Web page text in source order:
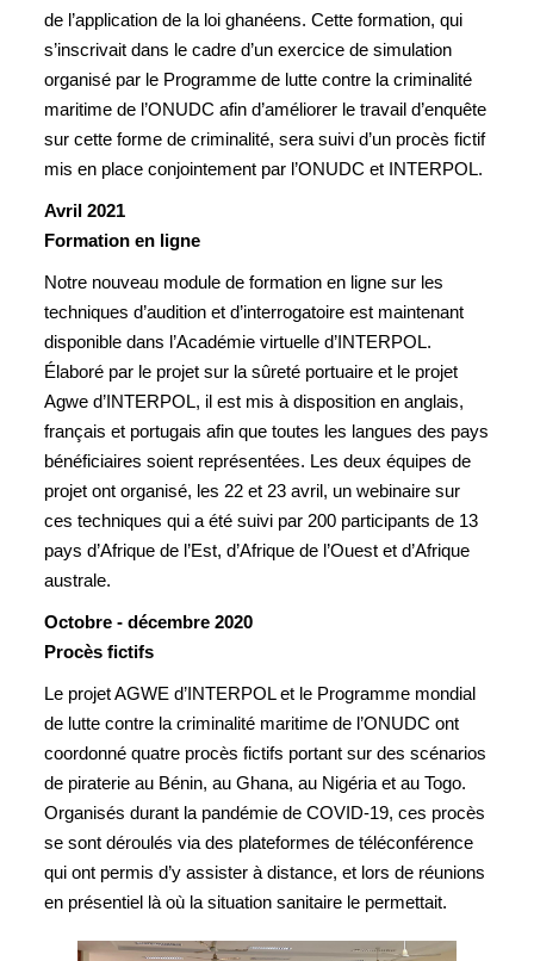
de l’application de la loi ghanéens. Cette formation, qui
s’inscrivait dans le cadre d’un exercice de simulation
organisé par le Programme de lutte contre la criminalité
maritime de l’ONUDC afin d’améliorer le travail d’enquête
sur cette forme de criminalité, sera suivi d’un procès fictif
mis en place conjointement par l’ONUDC et INTERPOL.
Avril 2021
Formation en ligne
Notre nouveau module de formation en ligne sur les
techniques d’audition et d’interrogatoire est maintenant
disponible dans l’Académie virtuelle d’INTERPOL.
Élaboré par le projet sur la sûreté portuaire et le projet
Agwe d’INTERPOL, il est mis à disposition en anglais,
français et portugais afin que toutes les langues des pays
bénéficiaires soient représentées. Les deux équipes de
projet ont organisé, les 22 et 23 avril, un webinaire sur
ces techniques qui a été suivi par 200 participants de 13
pays d’Afrique de l’Est, d’Afrique de l’Ouest et d’Afrique
australe.
Octobre - décembre 2020
Procès fictifs
Le projet AGWE d’INTERPOL et le Programme mondial
de lutte contre la criminalité maritime de l’ONUDC ont
coordonné quatre procès fictifs portant sur des scénarios
de piraterie au Bénin, au Ghana, au Nigéria et au Togo.
Organisés durant la pandémie de COVID-19, ces procès
se sont déroulés via des plateformes de téléconférence
qui ont permis d’y assister à distance, et lors de réunions
en présentiel là où la situation sanitaire le permettait.